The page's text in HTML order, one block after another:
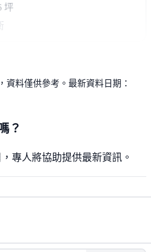
坪
資料僅供參考。最新資料日期：
？
專人將協助提供最新資訊。